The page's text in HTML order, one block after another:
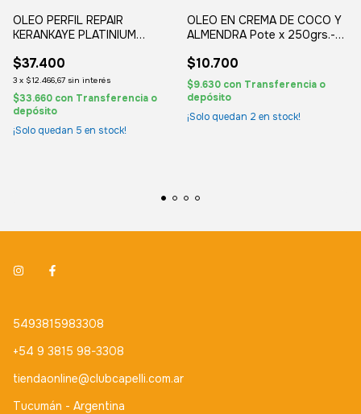
OLEO PERFIL REPAIR
KERANKAYE PLATINIUM
$37.400
3 x $12.466,67 sin interés
$33.660 con Transferencia o
depósito
¡Solo quedan 5 en stock!
OLEO EN CREMA DE COCO Y
ALMENDRA Pote x 250grs.-
$10.700
$9.630 con Transferencia o
depósito
¡Solo quedan 2 en stock!
5493815983308
+54 9 3815 98-3308
tiendaonline@clubcapelli.com.ar
Tucumán - Argentina